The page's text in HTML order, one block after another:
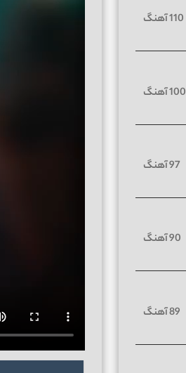
110 آهنگ
100 آهنگ
97 آهنگ
90 آهنگ
89 آهنگ